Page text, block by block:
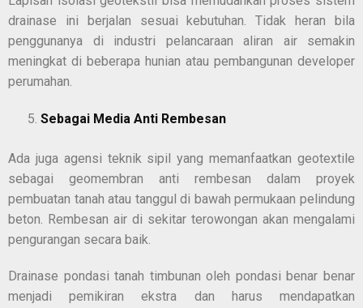
drainase ini berjalan sesuai kebutuhan. Tidak heran bila
penggunanya di industri pelancaraan aliran air semakin
meningkat di beberapa hunian atau pembangunan developer
perumahan.
Sebagai Media Anti Rembesan
Ada juga agensi teknik sipil yang memanfaatkan geotextile
sebagai geomembran anti rembesan dalam proyek
pembuatan tanah atau tanggul di bawah permukaan pelindung
beton. Rembesan air di sekitar terowongan akan mengalami
pengurangan secara baik.
Drainase pondasi tanah timbunan oleh pondasi benar benar
menjadi pemikiran ekstra dan harus mendapatkan